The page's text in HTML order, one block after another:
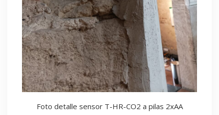
Foto detalle sensor T-HR-CO2 a pilas 2xAA